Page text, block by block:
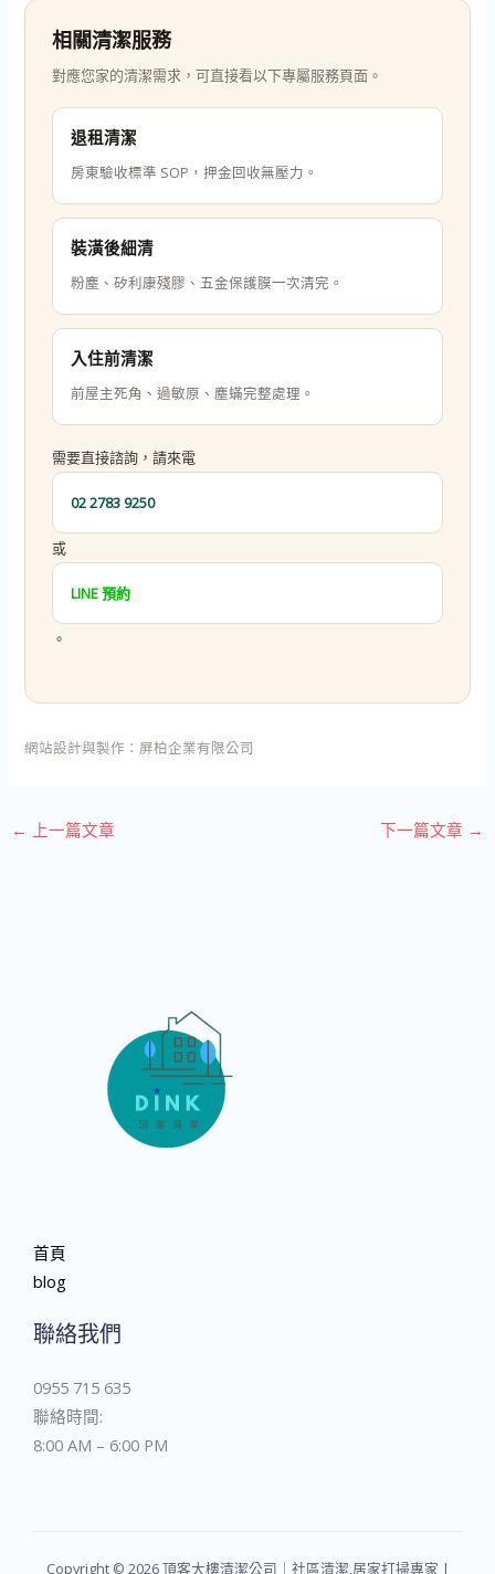
相關清潔服務
對應您家的清潔需求，可直接看以下專屬服務頁面。
退租清潔
房東驗收標準 SOP，押金回收無壓力。
裝潢後細清
粉塵、矽利康殘膠、五金保護膜一次清完。
入住前清潔
前屋主死角、過敏原、塵蟎完整處理。
需要直接諮詢，請來電
02 2783 9250
或
LINE 預約
。
網站設計與製作： 屏柏企業有限公司
← 上一篇文章 下一篇文章 →
首頁
blog
聯絡我們
0955 715 635
聯絡時間:
8:00 AM – 6:00 PM
Copyright © 2026 頂客大樓清潔公司｜社區清潔,居家打掃專家 |